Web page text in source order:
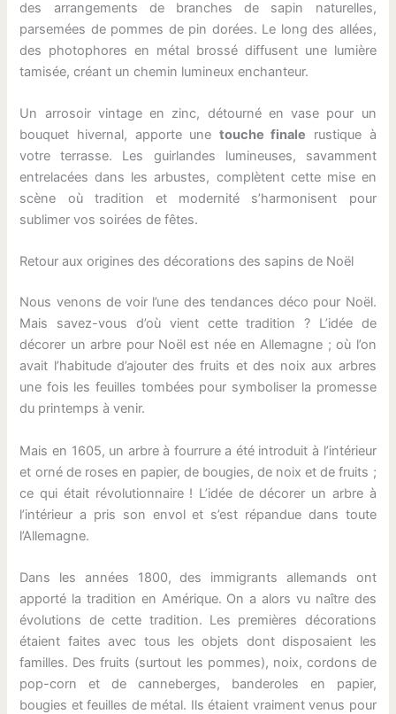
des arrangements de branches de sapin naturelles,
parsemées de pommes de pin dorées. Le long des allées,
des photophores en métal brossé diffusent une lumière
tamisée, créant un chemin lumineux enchanteur.
Un arrosoir vintage en zinc, détourné en vase pour un
bouquet hivernal, apporte une touche finale rustique à
votre terrasse. Les guirlandes lumineuses, savamment
entrelacées dans les arbustes, complètent cette mise en
scène où tradition et modernité s’harmonisent pour
sublimer vos soirées de fêtes.
Retour aux origines des décorations des sapins de Noël
Nous venons de voir l’une des tendances déco pour Noël.
Mais savez-vous d’où vient cette tradition ? L’idée de
décorer un arbre pour Noël est née en Allemagne ; où l’on
avait l’habitude d’ajouter des fruits et des noix aux arbres
une fois les feuilles tombées pour symboliser la promesse
du printemps à venir.
Mais en 1605, un arbre à fourrure a été introduit à l’intérieur
et orné de roses en papier, de bougies, de noix et de fruits ;
ce qui était révolutionnaire ! L’idée de décorer un arbre à
l’intérieur a pris son envol et s’est répandue dans toute
l’Allemagne.
Dans les années 1800, des immigrants allemands ont
apporté la tradition en Amérique. On a alors vu naître des
évolutions de cette tradition. Les premières décorations
étaient faites avec tous les objets dont disposaient les
familles. Des fruits (surtout les pommes), noix, cordons de
pop-corn et de canneberges, banderoles en papier,
bougies et feuilles de métal. Ils étaient vraiment venus pour